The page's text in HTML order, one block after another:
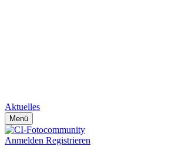
Aktuelles
Menü
Anmelden Registrieren